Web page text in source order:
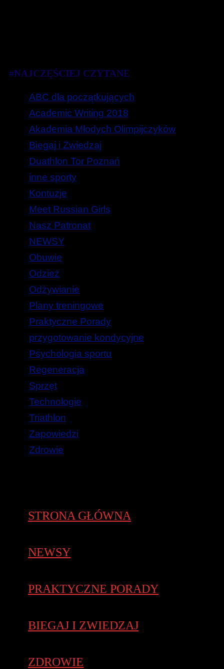
#NAJCZĘŚCIEJ CZYTANE
ABC dla początkujących
Academic Writing 2018
Akademia Młodych Olimpijczyków
Biegaj i Zwiedzaj
Duathlon Tor Poznań
inne sporty
Kontuzje
Meet Russian Girls
Nasz Patronat
NEWSY
Obuwie
Odzież
Odżywianie
Plany treningowe
Praktyczne Porady
przygotowanie kondycyjne
Psychologia sportu
Regeneracja
Sprzęt
Technologie
Triathlon
Zapowiedzi
Zdrowie
STRONA GŁÓWNA
NEWSY
PRAKTYCZNE PORADY
BIEGAJ I ZWIEDZAJ
ZDROWIE